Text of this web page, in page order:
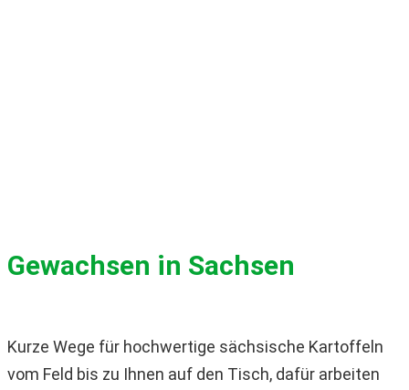
Gewachsen in Sachsen
Kurze Wege für hochwertige sächsische Kartoffeln
vom Feld bis zu Ihnen auf den Tisch, dafür arbeiten